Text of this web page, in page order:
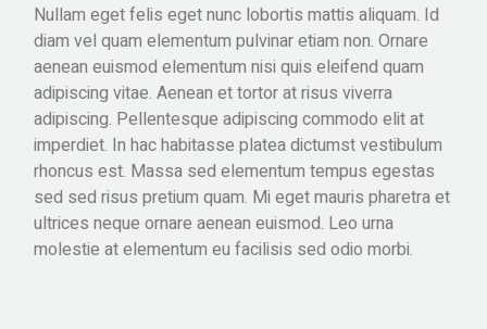
Nullam eget felis eget nunc lobortis mattis aliquam. Id
diam vel quam elementum pulvinar etiam non. Ornare
aenean euismod elementum nisi quis eleifend quam
adipiscing vitae. Aenean et tortor at risus viverra
adipiscing. Pellentesque adipiscing commodo elit at
imperdiet. In hac habitasse platea dictumst vestibulum
rhoncus est. Massa sed elementum tempus egestas
sed sed risus pretium quam. Mi eget mauris pharetra et
ultrices neque ornare aenean euismod. Leo urna
molestie at elementum eu facilisis sed odio morbi.